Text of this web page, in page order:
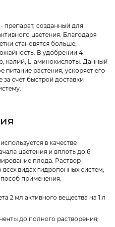
препарат, созданный для
цветения. Благодаря
становятся больше,
В удобрении 4
калий, L-аминокислоты. Данный
питание растения, ускоряет его
счет быстрой доставки
в качестве
цветения и вплоть до 6
плода. Раствор
видах гидропонных систем,
применения:
2 мл активного вещества на 1 л
до полного растворения;